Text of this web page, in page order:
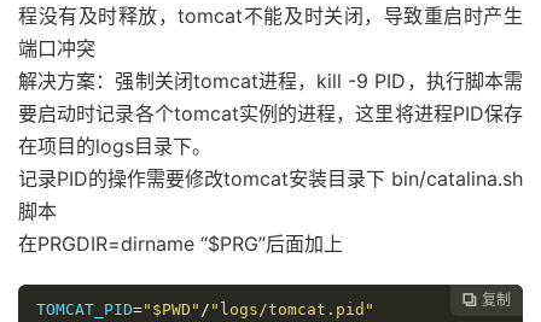
程没有及时释放，tomcat不能及时关闭，导致重启时产生
端口冲突
解决方案：强制关闭tomcat进程，kill -9 PID，执行脚本需
要启动时记录各个tomcat实例的进程，这里将进程PID保存
在项目的logs目录下。
记录PID的操作需要修改tomcat安装目录下 bin/catalina.sh
脚本
在PRGDIR=dirname “$PRG”后面加上
 复制
TOMCAT_PID="$PWD" / "logs/tomcat.pid"